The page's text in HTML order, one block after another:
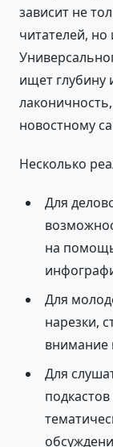
зависит не
читателей, но
ищет глубину
новостному
Несколько
Для
на
Для
нарезки,
внимание
Для